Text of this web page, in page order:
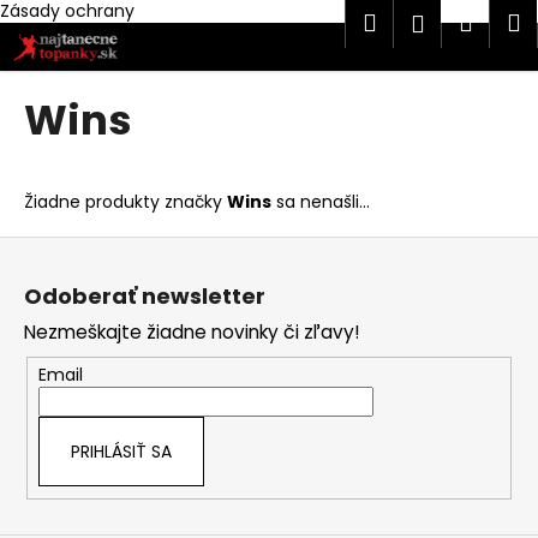
Zásady ochrany
Prejsť
na
obsah
Hľadať
košík
Wins
Žiadne produkty značky Wins sa nenašli...
K
š Späť
Späť
Č
p
r
e
b
u
e
Z
Odoberať newsletter
Nezmeškajte žiadne novinky či zľavy!
Email
PRIHLÁSIŤ SA